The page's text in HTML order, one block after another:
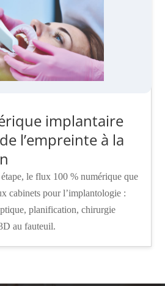
implantaire
l’empreinte à la
le flux 100 % numérique que
cabinets pour l’implantologie :
planification, chirurgie
au fauteuil.